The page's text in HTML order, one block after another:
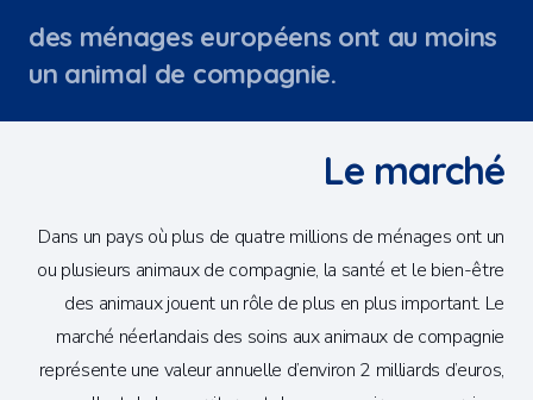
des ménages européens ont au moins
un animal de compagnie.
Le marché
Dans un pays où plus de quatre millions de ménages ont un
ou plusieurs animaux de compagnie, la santé et le bien-être
des animaux jouent un rôle de plus en plus important. Le
marché néerlandais des soins aux animaux de compagnie
représente une valeur annuelle d’environ 2 milliards d’euros,